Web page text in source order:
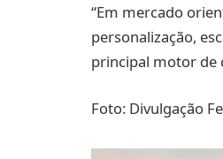
“Em mercado
personalização,
principal motor de
Foto: Divulgação